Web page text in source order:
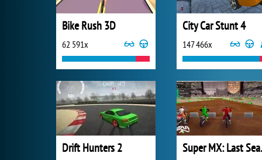
Bike Rush 3D
62 591x
City Car Stunt 4
147 466x
Drift Hunters 2